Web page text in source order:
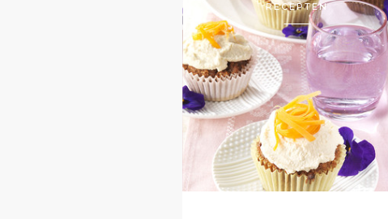
RECEPTEN